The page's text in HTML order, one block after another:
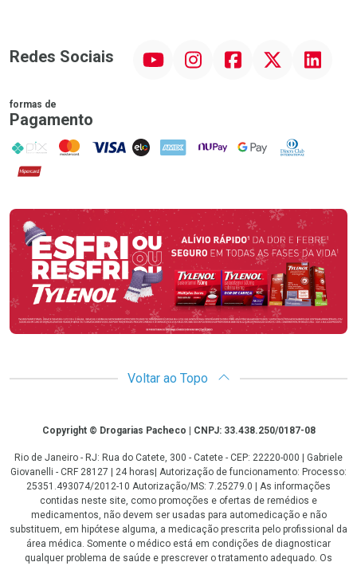
Redes Sociais InstagramFacebook Linkedin
formas de
Pagamento
PIX MasterCard
VISA ELO AMEX NuPay Google PayDiners Club
Hipercard
Promoção em Destaque
Voltar ao Topo
CopyrightCopyright © Drogarias Pacheco | CNPJ: 33.438.250/0187-08
Rio de Janeiro - RJ: Rua do Catete, 300 - Catete - CEP: 22220-000 | Gabriele
Giovanelli - CRF 28127 | 24 horas| Autorização de funcionamento: Processo:
25351.493074/2012-10 Autorização/MS: 7.25279.0 | As informações
contidas neste site, como promoções e ofertas de remédios e
medicamentos, não devem ser usadas para automedicação e não
substituem, em hipótese alguma, a medicação prescrita pelo profissional da
área médica. Somente o médico está em condições de diagnosticar
qualquer problema de saúde e prescrever o tratamento adequado. Os